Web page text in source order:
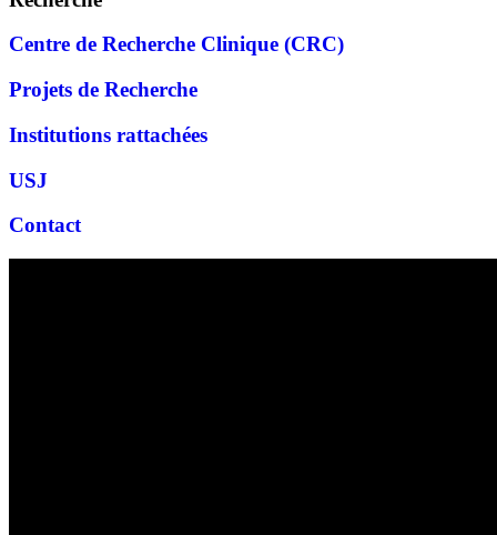
Centre de Recherche Clinique (CRC)
Projets de Recherche
Institutions rattachées
USJ
Contact